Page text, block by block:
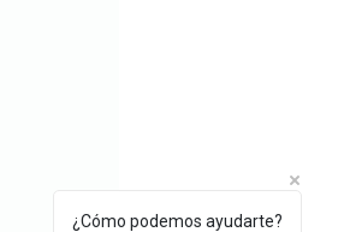
¿Cómo podemos ayudarte?